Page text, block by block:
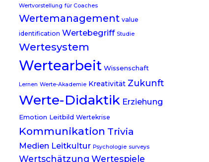
Wertvorstellung für Coaches
Wertemanagement value
identification Wertebegriff Studie
Wertesystem
Wertearbeit Wissenschaft
Lernen Werte-Akademie Kreativität Zukunft
Werte-Didaktik Erziehung
Emotion Leitbild Wertekrise
Kommunikation Trivia
Medien Leitkultur Psychologie surveys
Wertschätzung Wertespiele